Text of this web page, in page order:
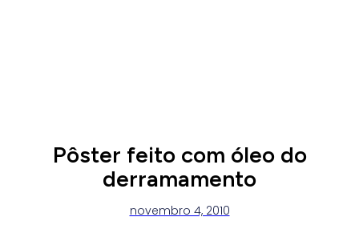
Pôster feito com óleo do
derramamento
novembro 4, 2010